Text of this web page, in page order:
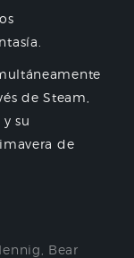
de Steam,
su
de
Bear